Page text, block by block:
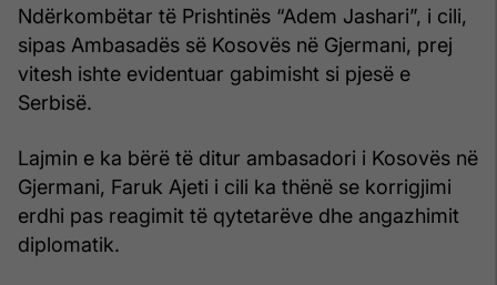
Ndërkombëtar të Prishtinës “Adem Jashari”, i cili,
sipas Ambasadës së Kosovës në Gjermani, prej
vitesh ishte evidentuar gabimisht si pjesë e
Serbisë.
Lajmin e ka bërë të ditur ambasadori i Kosovës në
Gjermani, Faruk Ajeti i cili ka thënë se korrigjimi
erdhi pas reagimit të qytetarëve dhe angazhimit
diplomatik.